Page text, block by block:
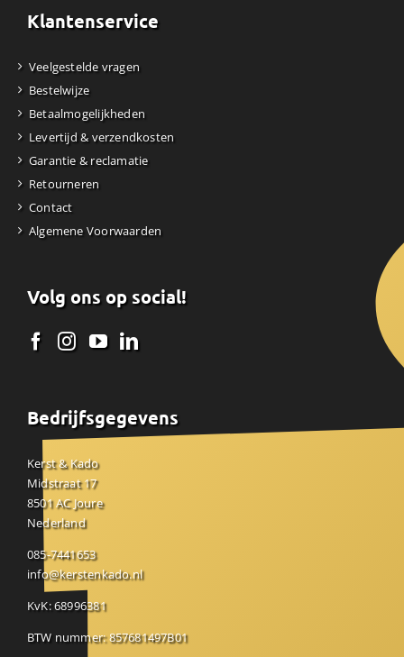
Klantenservice
Veelgestelde vragen
Bestelwijze
Betaalmogelijkheden
Levertijd & verzendkosten
Garantie & reclamatie
Retourneren
Contact
Algemene Voorwaarden
Volg ons op social!
Bedrijfsgegevens
Kerst & Kado
Midstraat 17
8501 AC Joure
Nederland
085-7441653
info@kerstenkado.nl
KvK: 68996381
BTW nummer: 857681497B01